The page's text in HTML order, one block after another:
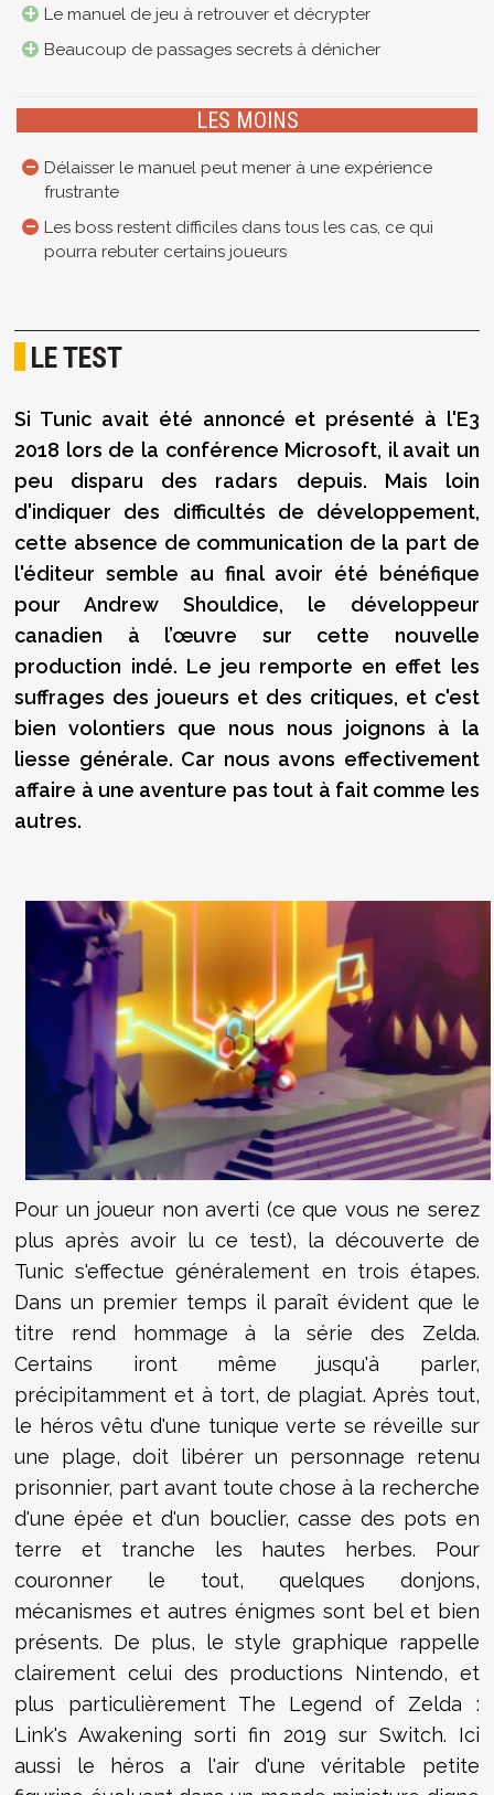
Le manuel de jeu à retrouver et décrypter
Beaucoup de passages secrets à dénicher
LES MOINS
Délaisser le manuel peut mener à une expérience
frustrante
Les boss restent difficiles dans tous les cas, ce qui
pourra rebuter certains joueurs
LE TEST
Si Tunic avait été annoncé et présenté à l'E3
2018 lors de la conférence Microsoft, il avait un
peu disparu des radars depuis. Mais loin
d'indiquer des difficultés de développement,
cette absence de communication de la part de
l'éditeur semble au final avoir été bénéfique
pour Andrew Shouldice, le développeur
canadien à l’œuvre sur cette nouvelle
production indé. Le jeu remporte en effet les
suffrages des joueurs et des critiques, et c'est
bien volontiers que nous nous joignons à la
liesse générale. Car nous avons effectivement
affaire à une aventure pas tout à fait comme les
autres.
Pour un joueur non averti (ce que vous ne serez
plus après avoir lu ce test), la découverte de
Tunic s'effectue généralement en trois étapes.
Dans un premier temps il paraît évident que le
titre rend hommage à la série des Zelda.
Certains iront même jusqu'à parler,
précipitamment et à tort, de plagiat. Après tout,
le héros vêtu d'une tunique verte se réveille sur
une plage, doit libérer un personnage retenu
prisonnier, part avant toute chose à la recherche
d'une épée et d'un bouclier, casse des pots en
terre et tranche les hautes herbes. Pour
couronner le tout, quelques donjons,
mécanismes et autres énigmes sont bel et bien
présents. De plus, le style graphique rappelle
clairement celui des productions Nintendo, et
plus particulièrement The Legend of Zelda :
Link's Awakening sorti fin 2019 sur Switch. Ici
aussi le héros a l'air d'une véritable petite